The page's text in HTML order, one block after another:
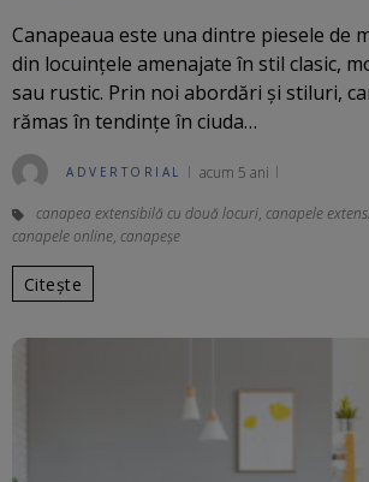
Canapeaua este una dintre piesele de
din locuințele amenajate în stil clasic,
sau rustic. Prin noi abordări și stiluri,
rămas în tendințe în ciuda…
ADVERTORIAL acum 5 ani
canapea extensibilă cu două locuri, canapele
canapele online, canapeșe
Citește